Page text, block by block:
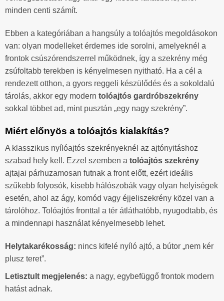
minden centi számít.
Ebben a kategóriában a hangsúly a tolóajtós megoldásokon
van: olyan modelleket érdemes ide sorolni, amelyeknél a
frontok csúszórendszerrel működnek, így a szekrény még
zsúfoltabb terekben is kényelmesen nyitható. Ha a cél a
rendezett otthon, a gyors reggeli készülődés és a sokoldalú
tárolás, akkor egy modern tolóajtós gardróbszekrény
sokkal többet ad, mint pusztán „egy nagy szekrény”.
Miért előnyös a tolóajtós kialakítás?
A klasszikus nyílóajtós szekrényeknél az ajtónyitáshoz
szabad hely kell. Ezzel szemben a tolóajtós szekrény
ajtajai párhuzamosan futnak a front előtt, ezért ideális
szűkebb folyosók, kisebb hálószobák vagy olyan helyiségek
esetén, ahol az ágy, komód vagy éjjeliszekrény közel van a
tárolóhoz. Tolóajtós fronttal a tér átláthatóbb, nyugodtabb, és
a mindennapi használat kényelmesebb lehet.
Helytakarékosság: nincs kifelé nyíló ajtó, a bútor „nem kér
plusz teret”.
Letisztult megjelenés: a nagy, egybefüggő frontok modern
hatást adnak.